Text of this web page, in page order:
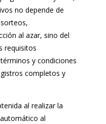
no depende de
al azar, sino del
requisitos
y condiciones
completos y
al realizar la
al